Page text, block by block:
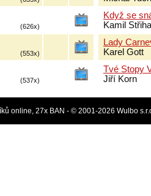
(626x)
(553x)
(537x)
Když se
Kamil
Lady
Karel Gott
Tvé Stopy
Jiří Korn
online, 27x BAN - © 2001-2026 Wulbo